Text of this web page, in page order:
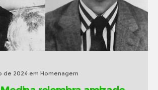
de 2024 em Homenagem